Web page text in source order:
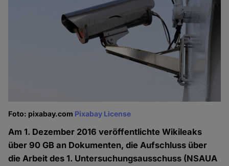
Foto: pixabay.com Pixabay License
Am 1. Dezember 2016 veröffentlichte Wikileaks
über 90 GB an Dokumenten, die Aufschluss über
die Arbeit des 1. Untersuchungsausschuss (NSAUA